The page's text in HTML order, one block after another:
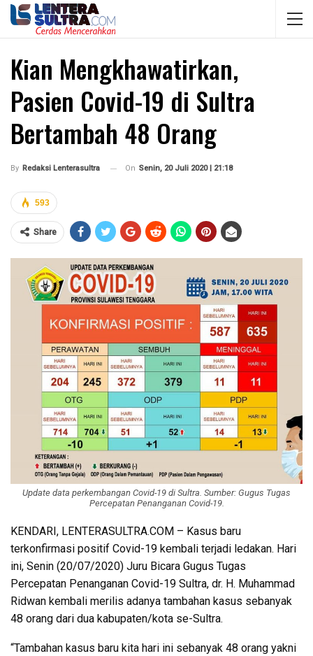
Kian Mengkhawatirkan,
Pasien Covid-19 di Sultra
Bertambah 48 Orang
By Redaksi Lenterasultra On Senin, 20 Juli 2020 | 21:18
593
Share
Update data perkembangan Covid-19 di Sultra. Sumber: Gugus Tugas
Percepatan Penanganan Covid-19.
KENDARI, LENTERASULTRA.COM – Kasus baru
terkonfirmasi positif Covid-19 kembali terjadi ledakan. Hari
ini, Senin (20/07/2020) Juru Bicara Gugus Tugas
Percepatan Penanganan Covid-19 Sultra, dr. H. Muhammad
Ridwan kembali merilis adanya tambahan kasus sebanyak
48 orang dari dua kabupaten/kota se-Sultra.
“Tambahan kasus baru kita hari ini sebanyak 48 orang yakni